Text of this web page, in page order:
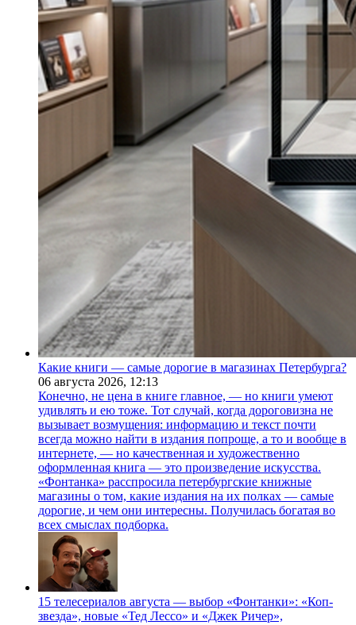
Какие книги — самые дорогие в магазинах Петербурга?
06 августа 2026, 12:13
Конечно, не цена в книге главное, — но книги умеют
удивлять и ею тоже. Тот случай, когда дороговизна не
вызывает возмущения: информацию и текст почти
всегда можно найти в издания попроще, а то и вообще в
интернете, — но качественная и художественно
оформленная книга — это произведение искусства.
«Фонтанка» расспросила петербургские книжные
магазины о том, какие издания на их полках — самые
дорогие, и чем они интересны. Получилась богатая во
всех смыслах подборка.
15 телесериалов августа — выбор «Фонтанки»: «Коп-
звезда», новые «Тед Лессо» и «Джек Ричер»,